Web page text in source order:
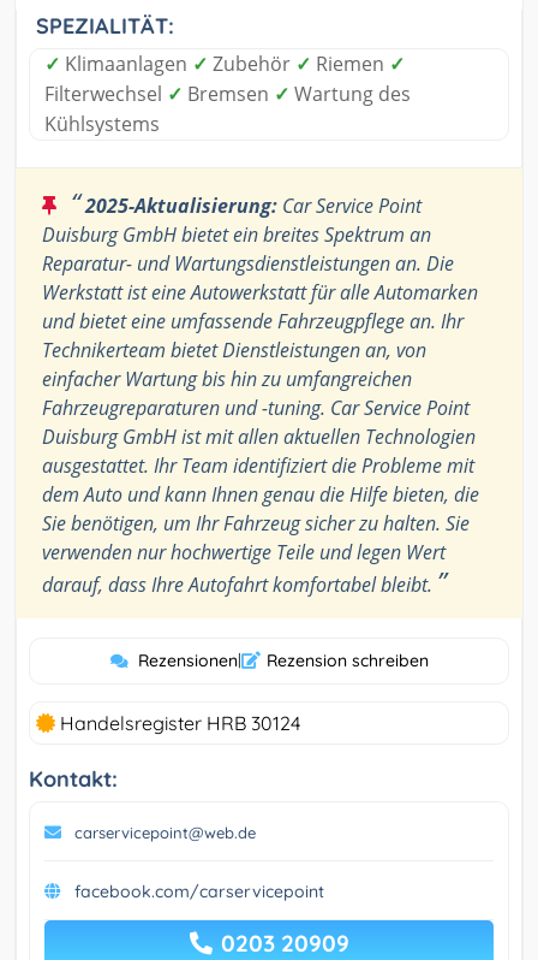
SPEZIALITÄT:
✓ Klimaanlagen ✓ Zubehör ✓ Riemen ✓
Filterwechsel ✓ Bremsen ✓ Wartung des
Kühlsystems
“2025-Aktualisierung: Car Service Point
Duisburg GmbH bietet ein breites Spektrum an
Reparatur- und Wartungsdienstleistungen an. Die
Werkstatt ist eine Autowerkstatt für alle Automarken
und bietet eine umfassende Fahrzeugpflege an. Ihr
Technikerteam bietet Dienstleistungen an, von
einfacher Wartung bis hin zu umfangreichen
Fahrzeugreparaturen und -tuning. Car Service Point
Duisburg GmbH ist mit allen aktuellen Technologien
ausgestattet. Ihr Team identifiziert die Probleme mit
dem Auto und kann Ihnen genau die Hilfe bieten, die
Sie benötigen, um Ihr Fahrzeug sicher zu halten. Sie
verwenden nur hochwertige Teile und legen Wert
darauf, dass Ihre Autofahrt komfortabel bleibt. ”
Rezensionen| Rezension schreiben
Handelsregister HRB 30124
Kontakt:
carservicepoint@web.de
facebook.com/carservicepoint
0203 20909